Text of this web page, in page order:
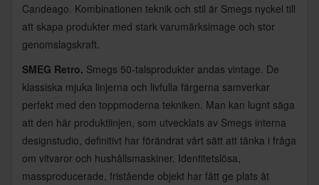
Candeago. Kombinationen teknik och stil är Smegs nyckel till
att skapa produkter med stark varumärksimage och stor
genomslagskraft.
SMEG Retro. Smegs 50-talsprodukter andas vintage. De
klassiska mjuka linjerna och livfulla färgerna samverkar
perfekt med den toppmoderna tekniken. Man kan lugnt säga
att den här produktlinjen, som utvecklats av Smegs interna
designstudio, definitivt har förändrat vårt sätt att tänka i fråga
om vitvaror och hushållsmaskiner. Identitetslösa,
massproducerade, fristående objekt har fått ge plats åt